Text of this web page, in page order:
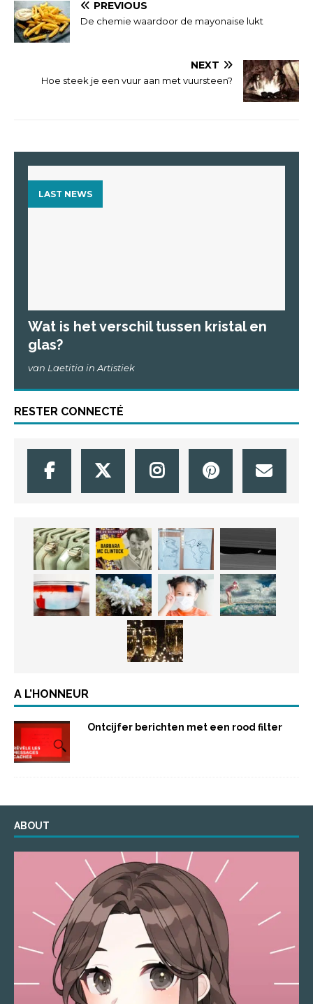
PREVIOUS
De chemie waardoor de mayonaise lukt
NEXT
Hoe steek je een vuur aan met vuursteen?
LAST NEWS
Wat is het verschil tussen kristal en
glas?
van Laetitia in Artistiek
RESTER CONNECTÉ
A L’HONNEUR
Ontcijfer berichten met een rood filter
ABOUT